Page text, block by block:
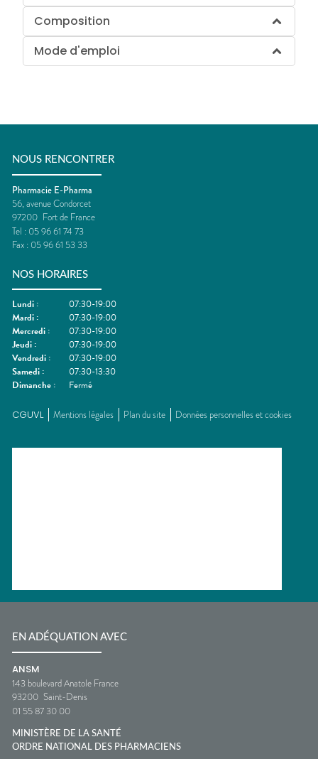
Composition
Mode d'emploi
NOUS RENCONTRER
Pharmacie E-Pharma
56, avenue Condorcet
97200 Fort de France
Tel : 05 96 61 74 73
Fax : 05 96 61 53 33
NOS HORAIRES
Lundi :
07:30-19:00
Mardi :
07:30-19:00
Mercredi :
07:30-19:00
Jeudi :
07:30-19:00
Vendredi :
07:30-19:00
Samedi :
07:30-13:30
Dimanche : Fermé
CGUVL Mentions légales Plan du site Données personnelles et cookies
EN ADÉQUATION AVEC
ANSM
143 boulevard Anatole France
93200 Saint-Denis
01 55 87 30 00
MINISTÈRE DE LA SANTÉ
ORDRE NATIONAL DES PHARMACIENS